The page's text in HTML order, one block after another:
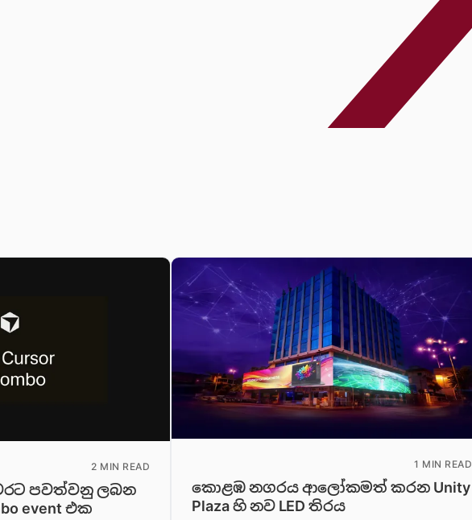
2 MIN READ
වරට පවත්වනු ලබන
event එක
1 MIN READ
කොළඹ නගරය ආලෝකමත් කරන Unity
Plaza හි නව LED තිරය